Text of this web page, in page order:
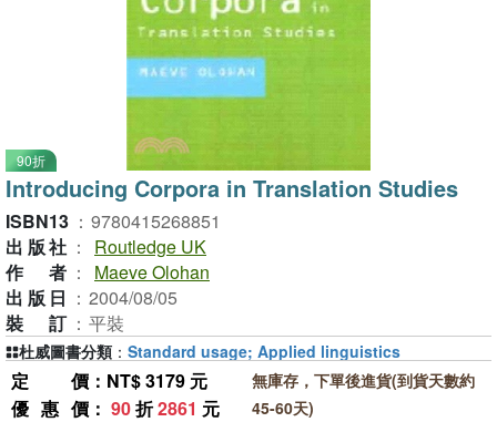
90折
Introducing Corpora in Translation Studies
ISBN13 ： 9780415268851
出版社 ：
Routledge UK
作者 ：
Maeve Olohan
出版日 ： 2004/08/05
裝訂 ： 平裝
定價 ：NT$ 3179 元
優惠價 ： 90折2861 元
無庫存，下單後進貨(到貨天數約
45-60天)
杜威圖書分類 ： Standard usage; Applied linguistics